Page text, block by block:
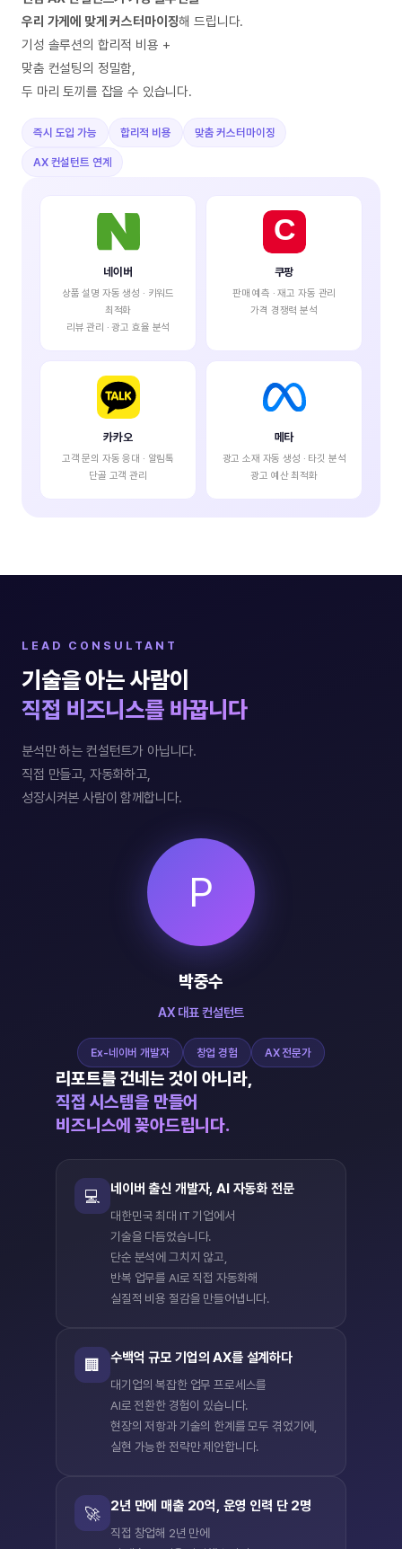
우리 가게에 맞게 커스터마이징해 드립니다.
기성 솔루션의 합리적 비용 +
맞춤 컨설팅의 정밀함,
두 마리 토끼를 잡을 수 있습니다.
즉시 도입 가능 합리적 비용 맞춤 커스터마이징
AX 컨설턴트 연계
네이버
상품 설명 자동 생성 · 키워드
최적화
리뷰 관리 · 광고 효율 분석
쿠팡
판매 예측 · 재고 자동 관리
가격 경쟁력 분석
카카오
고객 문의 자동 응대 · 알림톡
단골 고객 관리
메타
광고 소재 자동 생성 · 타깃 분석
광고 예산 최적화
LEAD CONSULTANT
기술을 아는 사람이
직접 비즈니스를 바꿉니다
분석만 하는 컨설턴트가 아닙니다.
직접 만들고, 자동화하고,
성장시켜본 사람이 함께합니다.
P
박중수
AX 대표 컨설턴트
Ex-네이버 개발자 창업 경험 AX 전문가
리포트를 건네는 것이 아니라,
직접 시스템을 만들어
비즈니스에 꽂아드립니다.
💻 네이버 출신 개발자, AI 자동화 전문
대한민국 최대 IT 기업에서
기술을 다듬었습니다.
단순 분석에 그치지 않고,
반복 업무를 AI로 직접 자동화해
실질적 비용 절감을 만들어냅니다.
🏢 수백억 규모 기업의 AX를 설계하다
대기업의 복잡한 업무 프로세스를
AI로 전환한 경험이 있습니다.
현장의 저항과 기술의 한계를 모두 겪었기에,
실현 가능한 전략만 제안합니다.
🚀 2년 만에 매출 20억, 운영 인력 단 2명
직접 창업해 2년 만에